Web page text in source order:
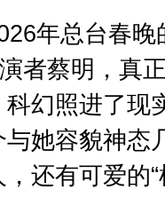
年总台春晚
者蔡明，真
幻照进了现
她容貌神态
还有可爱的